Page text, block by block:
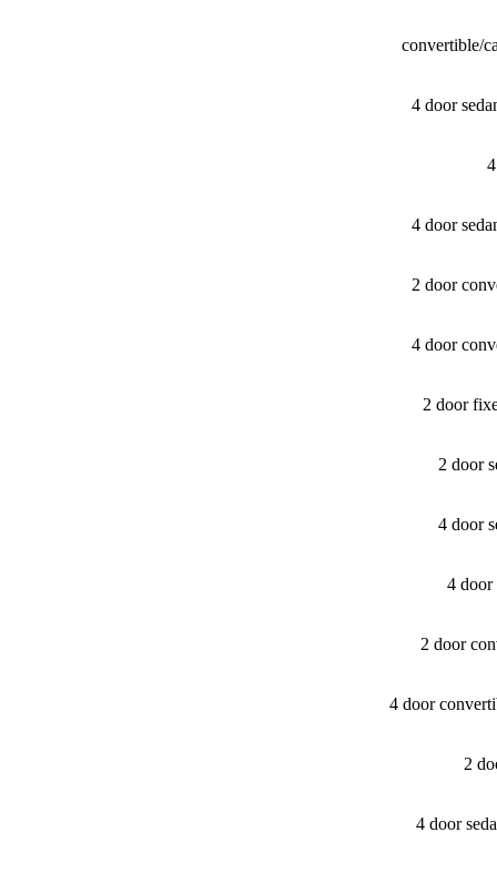
convertible/​
4 door
4 door
2 door
4 door
2 door
2 door
4 door
4 door
2 door
4 door
2
4 door